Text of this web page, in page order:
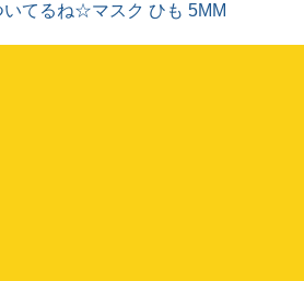
いてるね☆マスク ひも 5MM